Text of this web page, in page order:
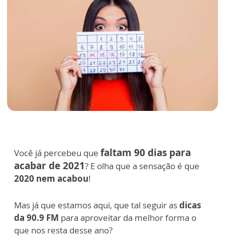
Você já percebeu que faltam 90 dias para
acabar de 2021? E olha que a sensação é que
2020 nem acabou!
Mas já que estamos aqui, que tal seguir asdicas
da 90.9 FM para aproveitar da melhor forma o
que nos resta desse ano?